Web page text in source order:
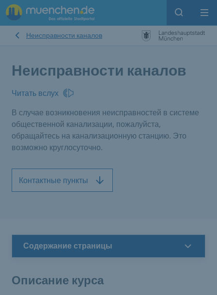
Open
Неисправности каналов
Неисправности каналов
Читать вслух
В случае возникновения неисправностей в системе
общественной канализации, пожалуйста,
обращайтесь на канализационную станцию. Это
возможно круглосуточно.
Контактные пункты
Содержание страницы
Описание курса